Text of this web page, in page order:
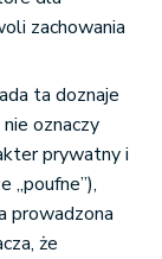
zachowania
ta doznaje
oznaczy
prywatny i
„poufne”),
prowadzona
że